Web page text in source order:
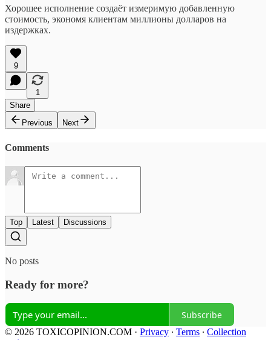
Хорошее исполнение создаёт измеримую добавленную
стоимость, экономя клиентам миллионы долларов на
издержках.
9
1
Share
Previous
Next
Comments
Top Latest Discussions
No posts
Ready for more?
Subscribe
© 2026 TOXICOPINION.COM · Privacy ∙ Terms ∙ Collection